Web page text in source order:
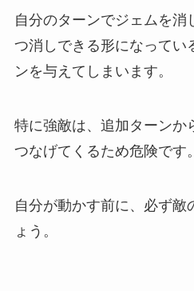
自分のターンでジェムを消
つ消しできる形になってい
ンを与えてしまいます。
特に強敵は、追加ターンか
つなげてくるため危険です。
自分が動かす前に、必ず敵
ょう。